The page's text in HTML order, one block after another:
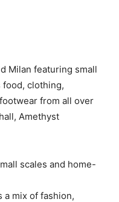
Milan featuring small
clothing,
from all over
Amethyst
scales and home-
a mix of fashion,